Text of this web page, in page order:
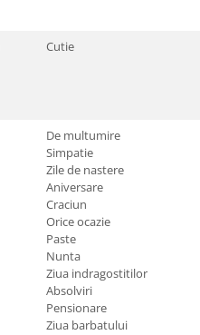
Cutie
De multumire
Simpatie
Zile de nastere
Aniversare
Craciun
Orice ocazie
Paste
Nunta
Ziua indragostitilor
Absolviri
Pensionare
Ziua barbatului